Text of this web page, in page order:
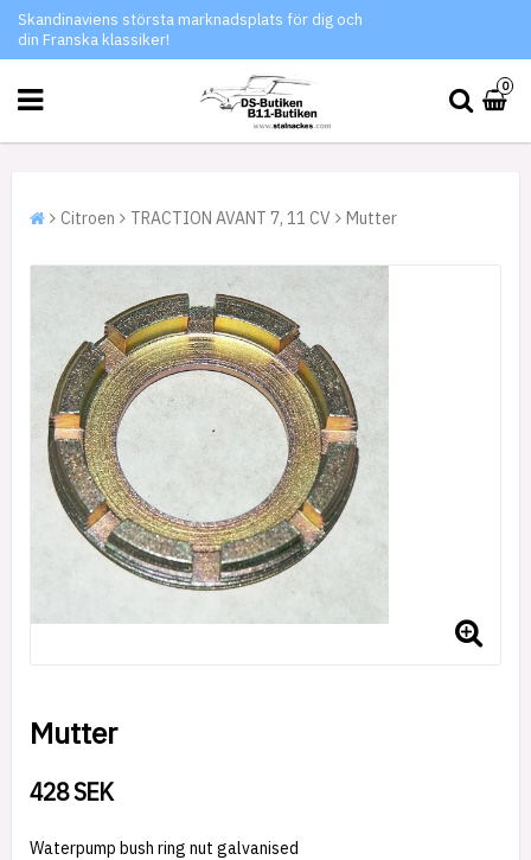
Skandinaviens största marknadsplats för dig och
din Franska klassiker!
0
Citroen TRACTION AVANT 7, 11 CV Mutter
Mutter
428 SEK
Waterpump bush ring nut galvanised